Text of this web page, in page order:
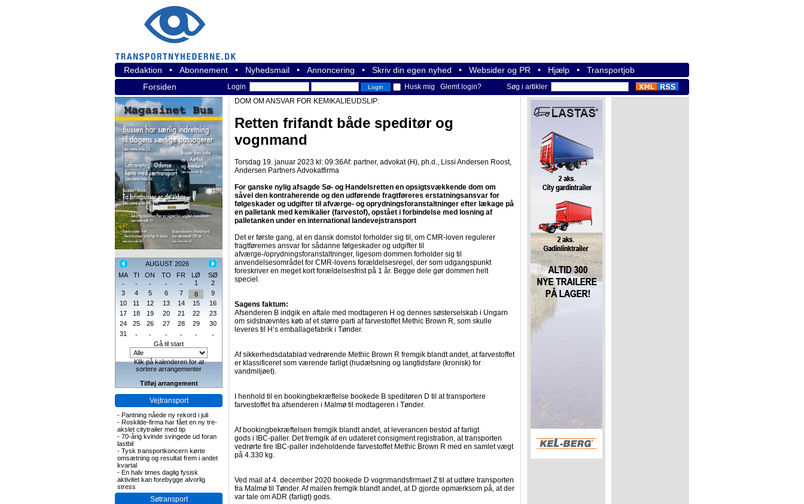
Redaktion • Abonnement • Nyhedsmail • Annoncering • Skriv din egen nyhed • Websider og PR • Hjælp • Transportjob
Forsiden
Login Husk mig Glemt login? Søg i artikler
AUGUST 2026
MA
TI ON TO FR LØ
SØ
-
- - - - 1
2
3
4 5 6 7 8
9
10
11 12 13 14 15
16
17
18 19 20 21 22
23
24
25 26 27 28 29
30
31
- - - - -
-
Gå til start
Klik på kalenderen for at
sortere arrangementer
Tilføj arrangement
Vejtransport
- Pantning nåede ny rekord i juli
- Roskilde-firma har fået en ny tre-
akslet citytrailer med tip
- 70-årig kvinde svingede ud foran
lastbil
- Tysk transportkoncern kørte
omsætning og resultat frem i andet
kvartal
- En halv times daglig fysisk
aktivitet kan forebygge alvorlig
stress
Søtransport
DOM OM ANSVAR FOR KEMIKALIEUDSLIP:
Retten frifandt både speditør og
vognmand
Torsdag 19. januar 2023 kl: 09:36Af: partner, advokat (H), ph.d., Lissi Andersen Roost,
Andersen Partners Advokatfirma
For ganske nylig afsagde Sø- og Handelsretten en opsigtsvækkende dom om
såvel den kontraherende og den udførende fragtføreres erstatningsansvar for
følgeskader og udgifter til afværge- og oprydningsforanstaltninger efter lækage på
en palletank med kemikalier (farvestof), opstået i forbindelse med losning af
palletanken under en international landevejstransport
Det er første gang, at en dansk domstol forholder sig til, om CMR-loven regulerer
fragtførernes ansvar for sådanne følgeskader og udgifter til
afværge-/oprydningsforanstaltninger, ligesom dommen forholder sig til
anvendelsesområdet for CMR-lovens forældelsesregel, der som udgangspunkt
foreskriver en meget kort forældelsesfrist på 1 år. Begge dele gør dommen helt
speciel.
Sagens faktum:
Afsenderen B indgik en aftale med modtageren H og dennes søsterselskab i Ungarn
om sidstnævntes køb af et større parti af farvestoffet Methic Brown R, som skulle
leveres til H’s emballagefabrik i Tønder.
Af sikkerhedsdatablad vedrørende Methic Brown R fremgik blandt andet, at farvestoffet
er klassificeret som værende farligt (hudætsning og langtidsfare (kronisk) for
vandmiljøet).
I henhold til en bookingbekræftelse bookede B speditøren D til at transportere
farvestoffet fra afsenderen i Malmø til modtageren i Tønder.
Af bookingbekræftelsen fremgik blandt andet, at leverancen bestod af farligt
gods i IBC-paller. Det fremgik af en udateret consigment registration, at transporten
vedrørte fire IBC-paller indeholdende farvestoffet Methic Brown R med en samlet vægt
på 4.330 kg.
Ved mail af 4. december 2020 bookede D vognmandsfirmaet Z til at udføre transporten
fra Malmø til Tønder. Af mailen fremgik blandt andet, at D gjorde opmærksom på, at der
var tale om ADR (farligt) gods.